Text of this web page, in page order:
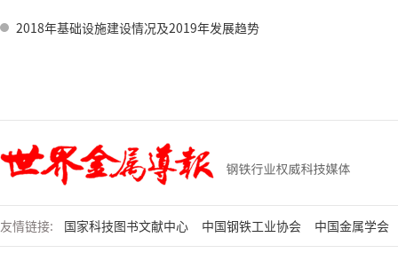
2018年基础设施建设情况及2019年发展趋势
友情链接: 国家科技图书文献中心 中国钢铁工业协会 中国金属学会